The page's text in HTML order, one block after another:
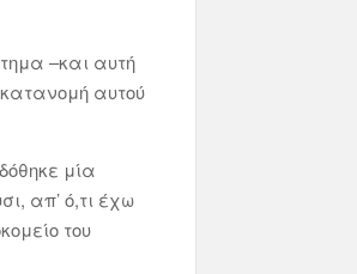
–και αυτή
κατανομή αυτού
μία
απ’ ό,τι έχω
του